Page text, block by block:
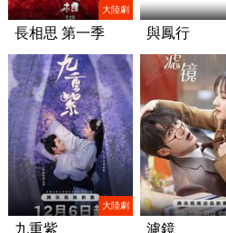
大陸劇
長相思 第一季 與鳳行
大陸劇
九重紫 濾鏡